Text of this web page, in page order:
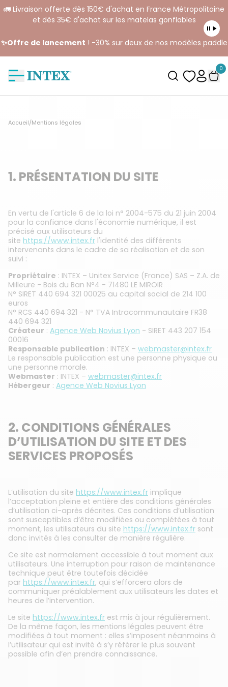
🚛 Livraison offerte dès 150€ d'achat en France Métropolitaine
et dès 35€ d'achat sur les matelas gonflables
✨Offre de lancement ! -30% sur deux de nos modèles paddle
0
Accueil/Mentions légales
1. PRÉSENTATION DU SITE
En vertu de l'article 6 de la loi n° 2004-575 du 21 juin 2004
pour la confiance dans l'économie numérique, il est
précisé aux utilisateurs du
site https://www.intex.fr l'identité des différents
intervenants dans le cadre de sa réalisation et de son
suivi :
Propriétaire : INTEX – Unitex Service (France) SAS – Z.A. de
Milleure - Bois du Ban N°4 - 71480 LE MIROIR
N° SIRET 440 694 321 00025 au capital social de 214 100
euros
N° RCS 440 694 321 - N° TVA Intracommunautaire FR38
440 694 321
Créateur : Agence Web Novius Lyon - SIRET 443 207 154
00016
Responsable publication : INTEX – webmaster@intex.fr
Le responsable publication est une personne physique ou
une personne morale.
Webmaster : INTEX – webmaster@intex.fr
Hébergeur : Agence Web Novius Lyon
2. CONDITIONS GÉNÉRALES
D’UTILISATION DU SITE ET DES
SERVICES PROPOSÉS
L’utilisation du site https://www.intex.fr implique
l’acceptation pleine et entière des conditions générales
d’utilisation ci-après décrites. Ces conditions d’utilisation
sont susceptibles d’être modifiées ou complétées à tout
moment, les utilisateurs du site https://www.intex.fr sont
donc invités à les consulter de manière régulière.
Ce site est normalement accessible à tout moment aux
utilisateurs. Une interruption pour raison de maintenance
technique peut être toutefois décidée
par https://www.intex.fr, qui s’efforcera alors de
communiquer préalablement aux utilisateurs les dates et
heures de l’intervention.
Le site https://www.intex.fr est mis à jour régulièrement.
De la même façon, les mentions légales peuvent être
modifiées à tout moment : elles s’imposent néanmoins à
l’utilisateur qui est invité à s’y référer le plus souvent
possible afin d’en prendre connaissance.